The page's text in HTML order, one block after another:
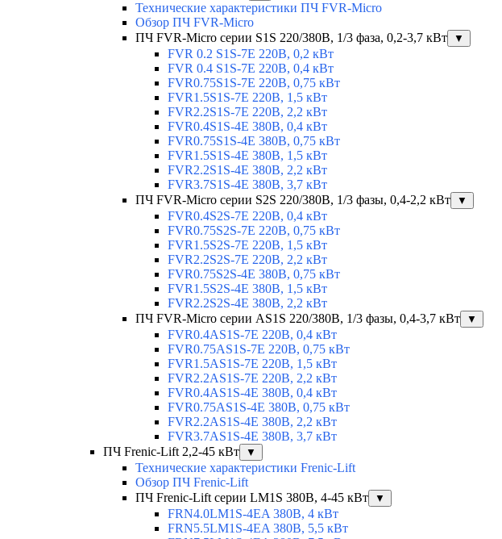
Технические характеристики ПЧ FVR-Micro
Обзор ПЧ FVR-Micro
ПЧ FVR-Micro серии S1S 220/380В, 1/3 фаза, 0,2-3,7 кВт
▼
FVR 0.2 S1S-7E 220В, 0,2 кВт
FVR 0.4 S1S-7E 220В, 0,4 кВт
FVR0.75S1S-7E 220В, 0,75 кВт
FVR1.5S1S-7E 220В, 1,5 кВт
FVR2.2S1S-7E 220В, 2,2 кВт
FVR0.4S1S-4E 380В, 0,4 кВт
FVR0.75S1S-4E 380В, 0,75 кВт
FVR1.5S1S-4E 380В, 1,5 кВт
FVR2.2S1S-4E 380В, 2,2 кВт
FVR3.7S1S-4E 380В, 3,7 кВт
ПЧ FVR-Micro серии S2S 220/380В, 1/3 фазы, 0,4-2,2 кВт
▼
FVR0.4S2S-7E 220В, 0,4 кВт
FVR0.75S2S-7E 220В, 0,75 кВт
FVR1.5S2S-7E 220В, 1,5 кВт
FVR2.2S2S-7E 220В, 2,2 кВт
FVR0.75S2S-4E 380В, 0,75 кВт
FVR1.5S2S-4E 380В, 1,5 кВт
FVR2.2S2S-4E 380В, 2,2 кВт
ПЧ FVR-Micro серии AS1S 220/380В, 1/3 фазы, 0,4-3,7 кВт
▼
FVR0.4AS1S-7E 220В, 0,4 кВт
FVR0.75AS1S-7E 220В, 0,75 кВт
FVR1.5AS1S-7E 220В, 1,5 кВт
FVR2.2AS1S-7E 220В, 2,2 кВт
FVR0.4AS1S-4E 380В, 0,4 кВт
FVR0.75AS1S-4E 380В, 0,75 кВт
FVR2.2AS1S-4E 380В, 2,2 кВт
FVR3.7AS1S-4E 380В, 3,7 кВт
ПЧ Frenic-Lift 2,2-45 кВт
▼
Технические характеристики Frenic-Lift
Обзор ПЧ Frenic-Lift
ПЧ Frenic-Lift серии LM1S 380В, 4-45 кВт
▼
FRN4.0LM1S-4EA 380В, 4 кВт
FRN5.5LM1S-4EA 380В, 5,5 кВт